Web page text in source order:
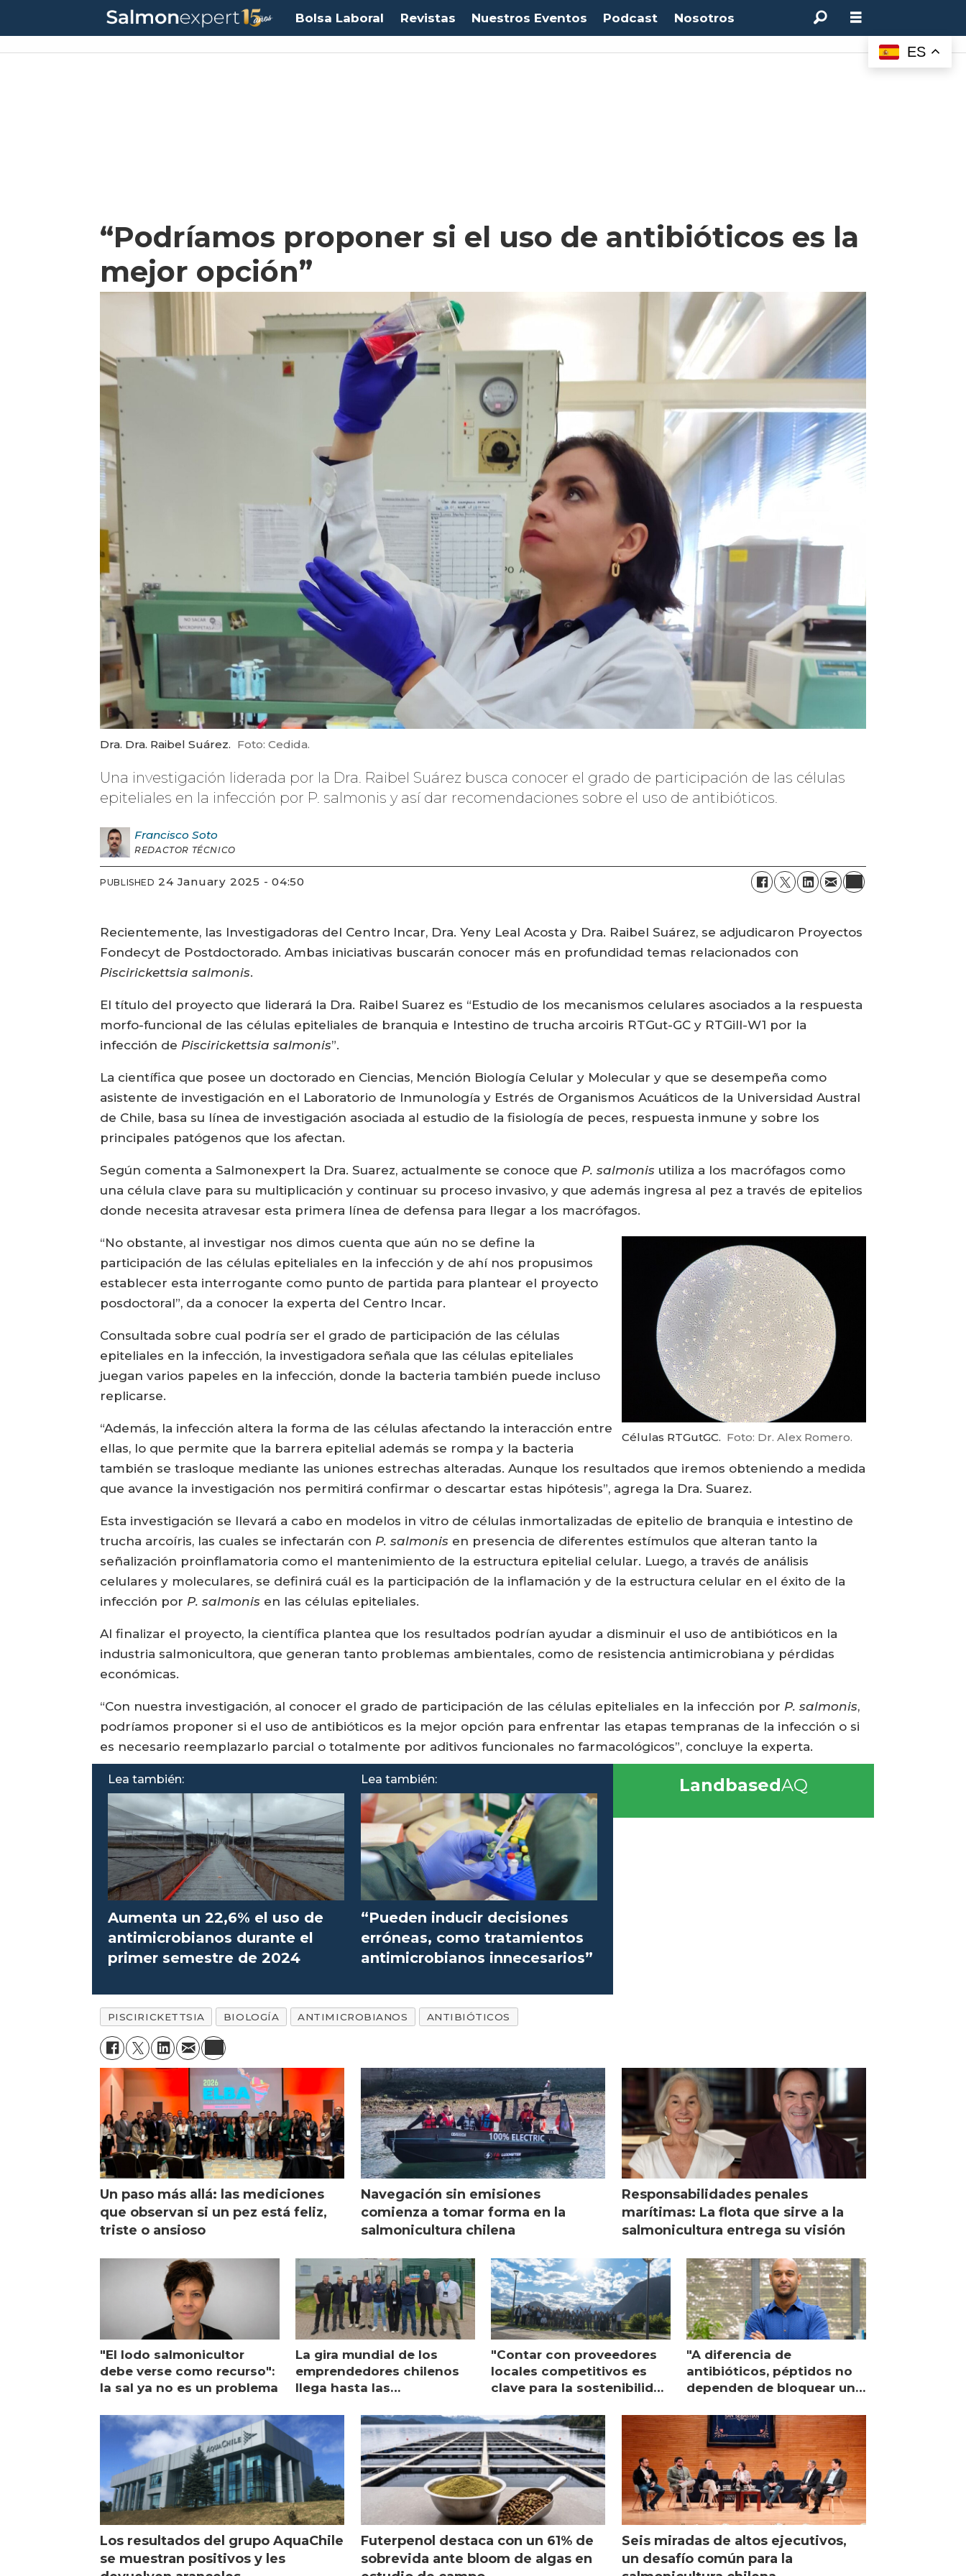
Bolsa Laboral Revistas Nuestros Eventos Podcast Nosotros
“Podríamos proponer si el uso de antibióticos es la
mejor opción”
Dra. Dra. Raibel Suárez. Foto: Cedida.
Una investigación liderada por la Dra. Raibel Suárez busca conocer el grado de participación de las células
epiteliales en la infección por P. salmonis y así dar recomendaciones sobre el uso de antibióticos.
Francisco Soto
REDACTOR TÉCNICO
PUBLISHED 24 January 2025 - 04:50
Recientemente, las Investigadoras del Centro Incar, Dra. Yeny Leal Acosta y Dra. Raibel Suárez, se adjudicaron Proyectos
Fondecyt de Postdoctorado. Ambas iniciativas buscarán conocer más en profundidad temas relacionados con
Piscirickettsia salmonis.
El título del proyecto que liderará la Dra. Raibel Suarez es “Estudio de los mecanismos celulares asociados a la respuesta
morfo-funcional de las células epiteliales de branquia e Intestino de trucha arcoiris RTGut-GC y RTGill-W1 por la
infección de Piscirickettsia salmonis”.
La científica que posee un doctorado en Ciencias, Mención Biología Celular y Molecular y que se desempeña como
asistente de investigación en el Laboratorio de Inmunología y Estrés de Organismos Acuáticos de la Universidad Austral
de Chile, basa su línea de investigación asociada al estudio de la fisiología de peces, respuesta inmune y sobre los
principales patógenos que los afectan.
Según comenta a Salmonexpert la Dra. Suarez, actualmente se conoce que P. salmonis utiliza a los macrófagos como
una célula clave para su multiplicación y continuar su proceso invasivo, y que además ingresa al pez a través de epitelios
donde necesita atravesar esta primera línea de defensa para llegar a los macrófagos.
Células RTGutGC. Foto: Dr. Alex Romero.
“No obstante, al investigar nos dimos cuenta que aún no se define la
participación de las células epiteliales en la infección y de ahí nos propusimos
establecer esta interrogante como punto de partida para plantear el proyecto
posdoctoral”, da a conocer la experta del Centro Incar.
Consultada sobre cual podría ser el grado de participación de las células
epiteliales en la infección, la investigadora señala que las células epiteliales
juegan varios papeles en la infección, donde la bacteria también puede incluso
replicarse.
“Además, la infección altera la forma de las células afectando la interacción entre
ellas, lo que permite que la barrera epitelial además se rompa y la bacteria
también se trasloque mediante las uniones estrechas alteradas. Aunque los resultados que iremos obteniendo a medida
que avance la investigación nos permitirá confirmar o descartar estas hipótesis”, agrega la Dra. Suarez.
Esta investigación se llevará a cabo en modelos in vitro de células inmortalizadas de epitelio de branquia e intestino de
trucha arcoíris, las cuales se infectarán con P. salmonis en presencia de diferentes estímulos que alteran tanto la
señalización proinflamatoria como el mantenimiento de la estructura epitelial celular. Luego, a través de análisis
celulares y moleculares, se definirá cuál es la participación de la inflamación y de la estructura celular en el éxito de la
infección por P. salmonis en las células epiteliales.
Al finalizar el proyecto, la científica plantea que los resultados podrían ayudar a disminuir el uso de antibióticos en la
industria salmonicultora, que generan tanto problemas ambientales, como de resistencia antimicrobiana y pérdidas
económicas.
“Con nuestra investigación, al conocer el grado de participación de las células epiteliales en la infección por P. salmonis,
podríamos proponer si el uso de antibióticos es la mejor opción para enfrentar las etapas tempranas de la infección o si
es necesario reemplazarlo parcial o totalmente por aditivos funcionales no farmacológicos”, concluye la experta.
Lea también:
Aumenta un 22,6% el uso de
antimicrobianos durante el
primer semestre de 2024
Lea también:
“Pueden inducir decisiones
erróneas, como tratamientos
antimicrobianos innecesarios”
LandbasedAQ
PISCIRICKETTSIA BIOLOGÍA ANTIMICROBIANOS ANTIBIÓTICOS
Un paso más allá: las mediciones
que observan si un pez está feliz,
triste o ansioso
Navegación sin emisiones
comienza a tomar forma en la
salmonicultura chilena
Responsabilidades penales
marítimas: La flota que sirve a la
salmonicultura entrega su visión
"El lodo salmonicultor
debe verse como recurso":
la sal ya no es un problema
La gira mundial de los
emprendedores chilenos
llega hasta las
Escocia
"Contar con proveedores
locales competitivos es
clave para la sostenibilidad
"A diferencia de
antibióticos, péptidos no
dependen de bloquear una
Los resultados del grupo AquaChile
se muestran positivos y les
Futerpenol destaca con un 61% de
sobrevida ante bloom de algas en
Seis miradas de altos ejecutivos,
un desafío común para la
ES